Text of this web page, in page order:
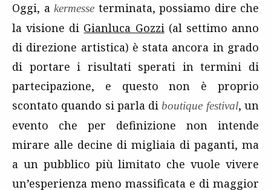
Oggi, a kermesse terminata, possiamo dire che
la visione di Gianluca Gozzi(al settimo anno
di direzione artistica) è stata ancora in grado
di portare i risultati sperati in termini di
partecipazione, e questo non è proprio
scontato quando si parla diboutique festival, un
evento che per definizione non intende
mirare alle decine di migliaia di paganti, ma
a un pubblico più limitato che vuole vivere
un’esperienza meno massificata e di maggior